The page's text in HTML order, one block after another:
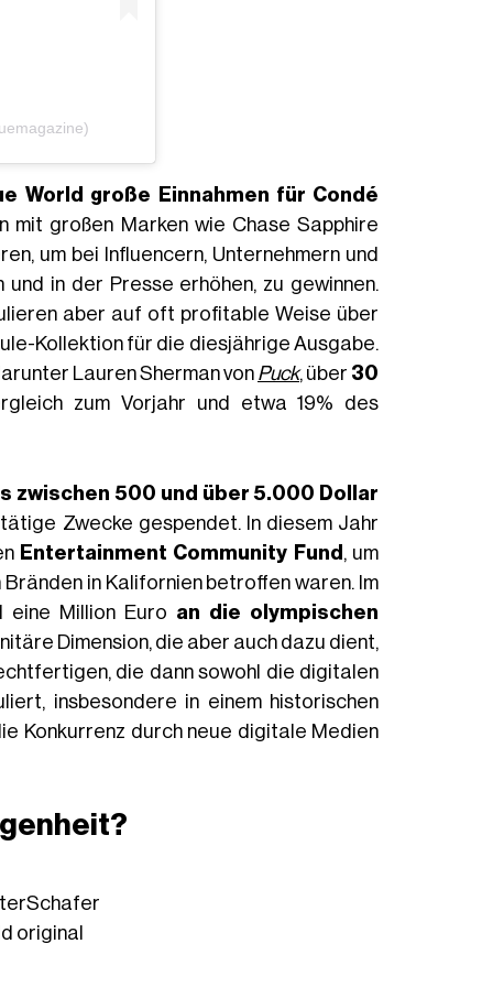
World große Einnahmen für Condé
mit großen Marken wie Chase Sapphire
um bei Influencern, Unternehmern und
in der Presse erhöhen, zu gewinnen.
aber auf oft profitable Weise über
Kollektion für die diesjährige Ausgabe.
Lauren Sherman von Puck, über 30
zum Vorjahr und etwa 19% des
zwischen 500 und über 5.000 Dollar
Zwecke gespendet. In diesem Jahr
Entertainment Community Fund , um
in Kalifornien betroffen waren. Im
eine Million Euro an die olympischen
Dimension, die aber auch dazu dient,
die dann sowohl die digitalen
insbesondere in einem historischen
Konkurrenz durch neue digitale Medien
original